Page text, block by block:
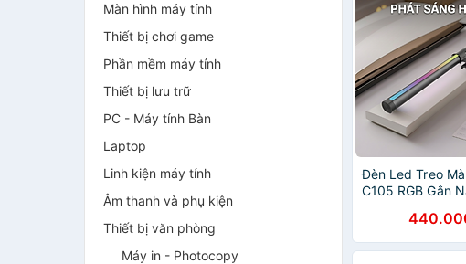
Màn hình máy tính
Thiết bị chơi game
Phần mềm máy tính
Thiết bị lưu trữ
PC - Máy tính Bàn
Laptop
Linh kiện máy tính
Âm thanh và phụ kiện
Thiết bị văn phòng
Máy in - Photocopy
Đèn Led Treo
C105 RGB Gắn
USB Cho Máy
Nhập Khẩu